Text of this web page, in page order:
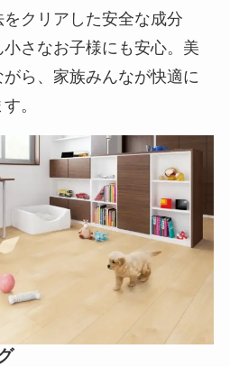
クリアした安全な成分
さなお子様にも安心。美
ら、家族みんなが快適に
。